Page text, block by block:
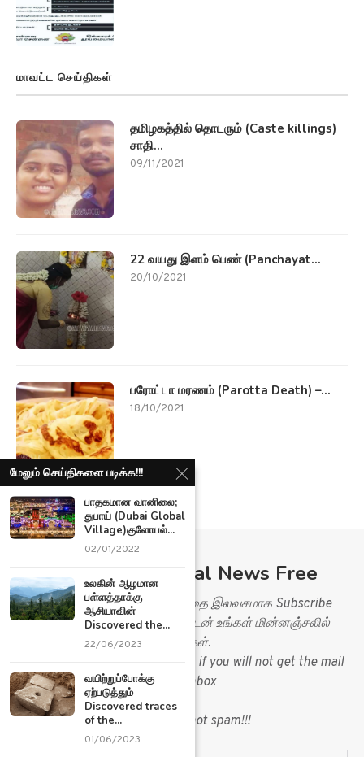
மாவட்ட செய்திகள்
தமிழகத்தில் தொடரும் (Caste killings)
சாதி...
09/11/2021
22 வயது இளம் பெண் (Panchayat...
20/10/2021
பரோட்டா மரணம் (Parotta Death) –...
18/10/2021
Subscribe Ariviyal News Free
Ariviyal News இணையதளத்தை இலவசமாக Subscribe
செய்து செய்திகளை உடனுக்குடன் உங்கள் மின்னஞ்சலில்
பெறுங்கள்.
Please check your spam folder, if you will not get the mail
in you inbox
mark mail as not spam!!!
மேலும் செய்திகளை படிக்க!!!
பாதகமான வானிலை;
துபாய் (Dubai Global
Village)குளோபல்...
02/01/2022
உலகின் ஆழமான
பள்ளத்தாக்கு
ஆசியாவின்
Discovered the...
22/06/2023
வயிற்றுப்போக்கு
ஏற்படுத்தும்
Discovered traces
of the...
01/06/2023